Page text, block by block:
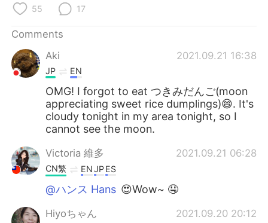
55 17
Comments
Aki
2021.09.21 16:38
JP EN
OMG! I forgot to eat つきみだんご(moon
appreciating sweet rice dumplings)😄. It's
cloudy tonight in my area tonight, so I
cannot see the moon.
Victoria 維多 2021.09.21 06:28
CN繁 ENJPES
@ハンス Hans 😍Wow~ 🤤
Hiyoちゃん 2021.09.20 20:12